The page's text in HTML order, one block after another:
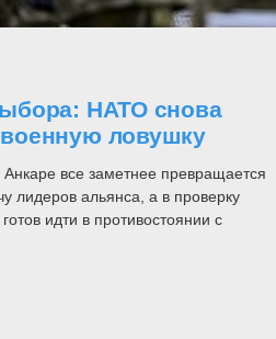
НАТО снова
военную ловушку
все заметнее превращается
лидеров альянса, а в проверку
идти в противостоянии с